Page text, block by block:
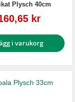
Plysch 40cm
kr
i varukorg